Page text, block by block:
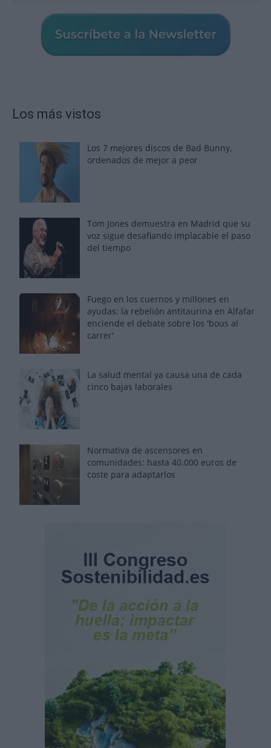
Los más vistos
Los 7 mejores discos de Bad Bunny,
ordenados de mejor a peor
Tom Jones demuestra en Madrid que su
voz sigue desafiando implacable el paso
del tiempo
Fuego en los cuernos y millones en
ayudas: la rebelión antitaurina en Alfafar
enciende el debate sobre los 'bous al
carrer'
La salud mental ya causa una de cada
cinco bajas laborales
Normativa de ascensores en
comunidades: hasta 40.000 euros de
coste para adaptarlos